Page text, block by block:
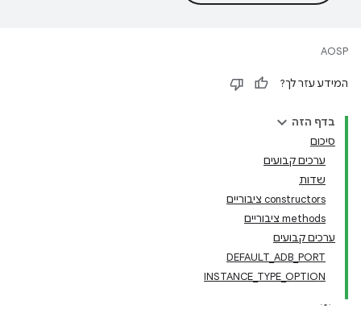
AOSP
המידע עזר לך?
בדף הזה
סיכום
ערכים קבועים
שדות
‫constructors ציבוריים
‫methods ציבוריים
ערכים קבועים
DEFAULT_ADB_PORT
INSTANCE_TYPE_OPTION